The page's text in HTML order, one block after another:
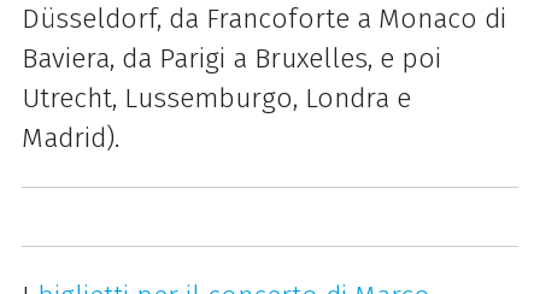
Düsseldorf, da Francoforte a Monaco di
Baviera, da Parigi a Bruxelles, e poi
Utrecht, Lussemburgo, Londra e
Madrid).